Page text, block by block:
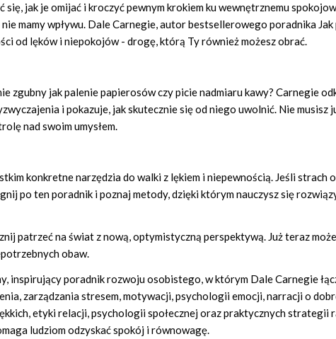
się, jak je omijać i kroczyć pewnym krokiem ku wewnętrznemu
mamy wpływu. Dale Carnegie, autor bestsellerowego poradnika
od lęków i niepokojów - drogę, którą Ty również możesz obrać.
zgubny jak palenie papierosów czy picie nadmiaru kawy? Carnegie
i pokazuje, jak skutecznie się od niego uwolnić. Nie musisz
nad swoim umysłem.
konkretne narzędzia do walki z lękiem i niepewnością. Jeśli strach
po ten poradnik i poznaj metody, dzięki którym nauczysz się
patrzeć na świat z nową, optymistyczną perspektywą. Już teraz
obaw.
inspirujący poradnik rozwoju osobistego, w którym Dale Carnegie
zarządzania stresem, motywacji, psychologii emocji, narracji o
etyki relacji, psychologii społecznej oraz praktycznych strategii
ludziom odzyskać spokój i równowagę.